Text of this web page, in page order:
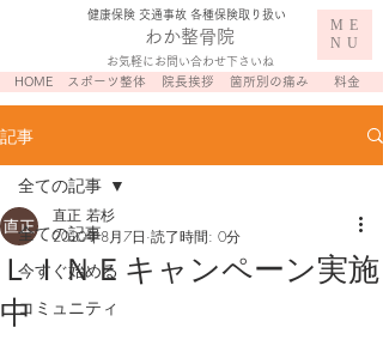
お気軽にお問い合わせ下さいね
わか整骨院
​健康保険 交通事故 各種保険取り扱い
ME
NU
スポーツ整体 院長挨拶 箇所別の痛み
HOME 料金
記事
全ての記事
今すぐ始める
コミュニティ
全ての記事
ＬＩＮＥキャンペーン実施
中
直正 若杉
2020年8月7日 読了時間: 0分